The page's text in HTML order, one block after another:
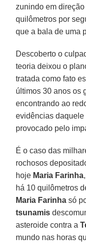
zunindo em
quilômetros por
que a bala de uma
Descoberto o
teoria deixou o
tratada como fato
últimos 30 anos os
encontrando ao
evidências daquele
provocado pelo
É o caso das
rochosos
hoje Maria Farinha
há 10 quilômetros
Maria Farinha só
tsunamis
asteroide contra a
mundo nas horas